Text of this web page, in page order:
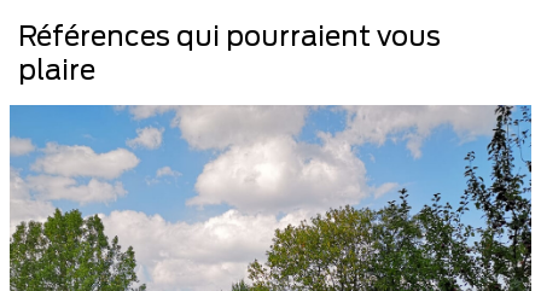
Références qui pourraient vous
plaire